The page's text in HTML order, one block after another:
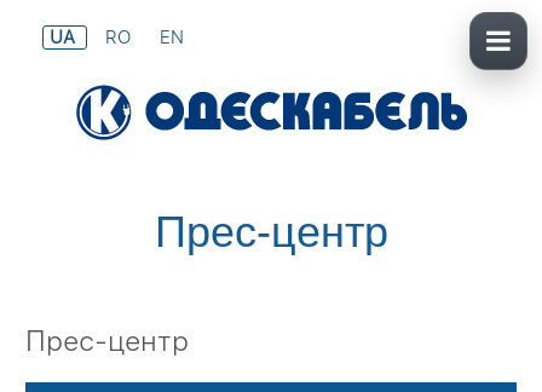
UA RO EN
Прес-центр
Прес-центр